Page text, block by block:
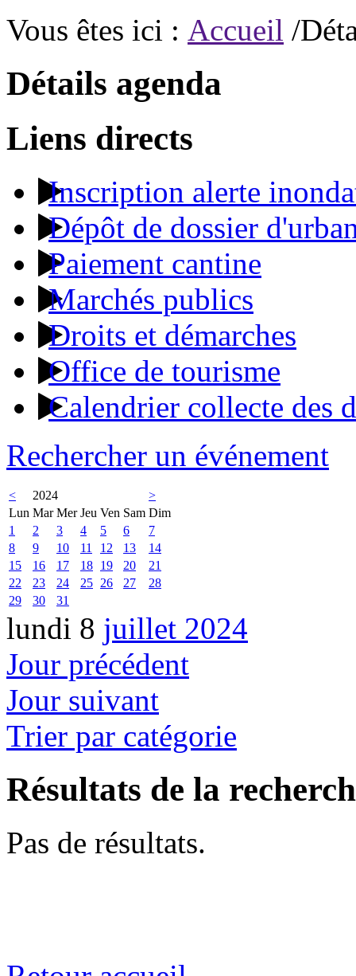
Vous êtes ici : Accueil /
Détails agenda
Liens directs
Inscription alerte
Dépôt de dossier
Paiement cantine
Marchés publics
Droits et démarches
Office de tourisme
Calendrier collecte des
Rechercher un événement
< 2024
>
Lun Mar Mer Jeu Ven Sam Dim
1
2 3 4 5 6
7
8
9 10 11 12 13
14
15
16 17 18 19 20
21
22
23 24 25 26 27
28
29
30 31
lundi 8 juillet 2024
Jour précédent
Jour suivant
Trier par catégorie
Résultats de la
Pas de résultats.